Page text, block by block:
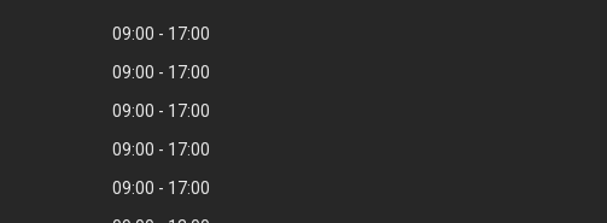
09:00
17:00
09:00
17:00
09:00
17:00
09:00
17:00
09:00
17:00